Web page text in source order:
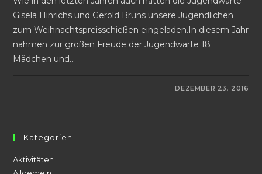
Gisela Hinrichs und Gerold Bruns unsere Jugendlichen
zum Weihnachtspreisschießen eingeladen.In diesem Jahr
nahmen zur großen Freude der Jugendwarte 18
Mädchen und…
DEZEMBER 23, 2016
Kategorien
Aktivitäten